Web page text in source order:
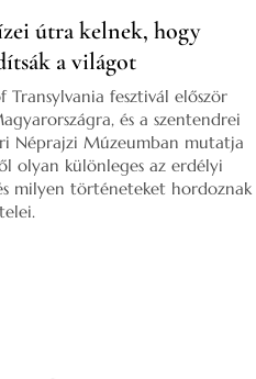
útra kelnek, hogy
a világot
Transylvania fesztivál először
és a szentendrei
Néprajzi Múzeumban mutatja
olyan különleges az erdélyi
milyen történeteket hordoznak